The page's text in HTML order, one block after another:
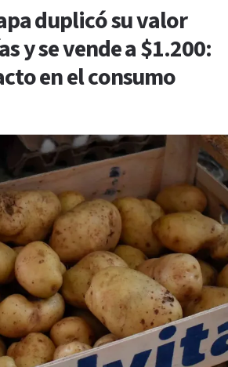
duplicó su valor
y se vende a $1.200:
en el consumo